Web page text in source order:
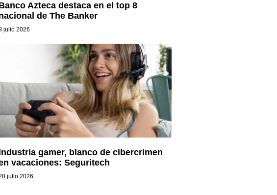
Azteca destaca en el top 8
de The Banker
julio 2026
gamer, blanco de cibercrimen
vacaciones: Seguritech
julio 2026